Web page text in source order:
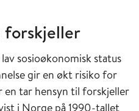
forskjeller
sosioøkonomisk status
gir en økt risiko for
en tar hensyn til forskjeller
i Norge på 1990-tallet